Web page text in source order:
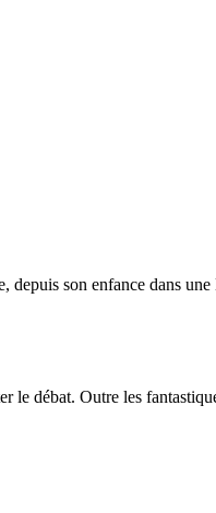
son enfance dans
le débat. Outre les